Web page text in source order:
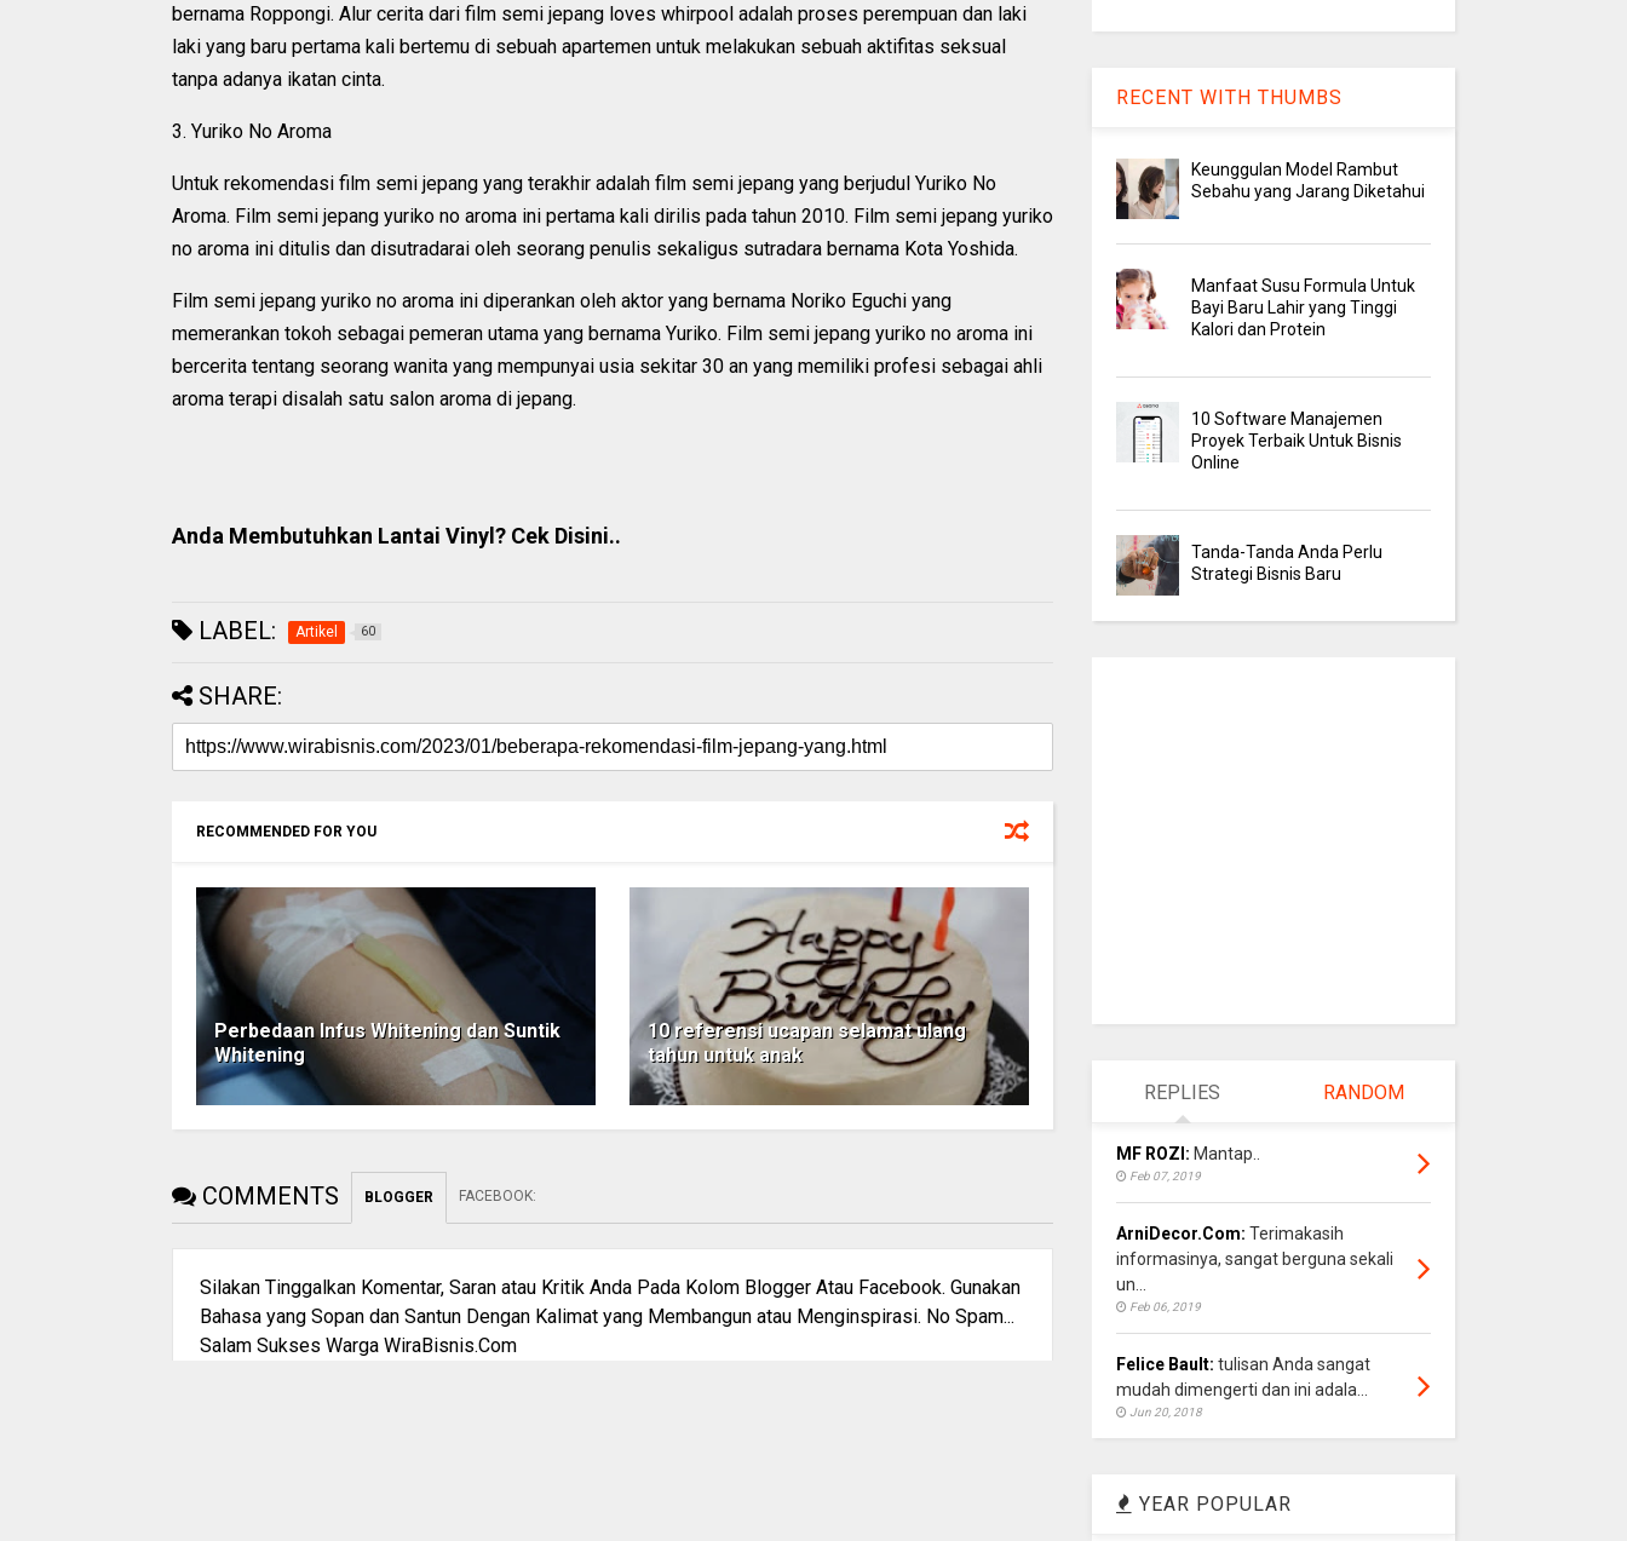
bernama Roppongi. Alur cerita dari film semi jepang loves whirpool adalah proses perempuan dan laki
laki yang baru pertama kali bertemu di sebuah apartemen untuk melakukan sebuah aktifitas seksual
tanpa adanya ikatan cinta.
3. Yuriko No Aroma
Untuk rekomendasi film semi jepang yang terakhir adalah film semi jepang yang berjudul Yuriko No
Aroma. Film semi jepang yuriko no aroma ini pertama kali dirilis pada tahun 2010. Film semi jepang yuriko
no aroma ini ditulis dan disutradarai oleh seorang penulis sekaligus sutradara bernama Kota Yoshida.
Film semi jepang yuriko no aroma ini diperankan oleh aktor yang bernama Noriko Eguchi yang
memerankan tokoh sebagai pemeran utama yang bernama Yuriko. Film semi jepang yuriko no aroma ini
bercerita tentang seorang wanita yang mempunyai usia sekitar 30 an yang memiliki profesi sebagai ahli
aroma terapi disalah satu salon aroma di jepang.
Anda Membutuhkan Lantai Vinyl? Cek Disini..
LABEL: Artikel 60
SHARE:
RECOMMENDED FOR YOU
Perbedaan Infus Whitening dan Suntik
Whitening
10 referensi ucapan selamat ulang
tahun untuk anak
COMMENTS BLOGGER FACEBOOK:
Silakan Tinggalkan Komentar, Saran atau Kritik Anda Pada Kolom Blogger Atau Facebook. Gunakan
Bahasa yang Sopan dan Santun Dengan Kalimat yang Membangun atau Menginspirasi. No Spam...
Salam Sukses Warga WiraBisnis.Com
RECENT WITH THUMBS
Keunggulan Model Rambut
Sebahu yang Jarang Diketahui
Manfaat Susu Formula Untuk
Bayi Baru Lahir yang Tinggi
Kalori dan Protein
10 Software Manajemen
Proyek Terbaik Untuk Bisnis
Online
Tanda-Tanda Anda Perlu
Strategi Bisnis Baru
REPLIES RANDOM
MF ROZI: Mantap..
Feb 07, 2019
ArniDecor.Com: Terimakasih
informasinya, sangat berguna sekali
un...
Feb 06, 2019
Felice Bault: tulisan Anda sangat
mudah dimengerti dan ini adala...
Jun 20, 2018
YEAR POPULAR